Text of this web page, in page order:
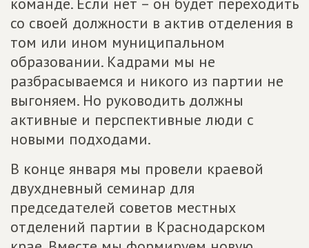
со своей должности в актив отделения в
том или ином муниципальном
образовании. Кадрами мы не
разбрасываемся и никого из партии не
выгоняем. Но руководить должны
активные и перспективные люди с
новыми подходами.
В конце января мы провели краевой
двухдневный семинар для
председателей советов местных
отделений партии в Краснодарском